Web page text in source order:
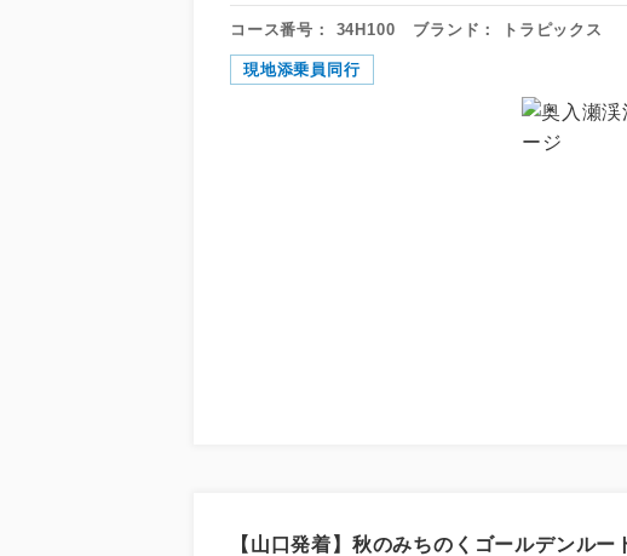
コース番号： 34H100 ブランド： トラピックス
現地添乗員同行
【山口発着】秋のみちのくゴールデンルー